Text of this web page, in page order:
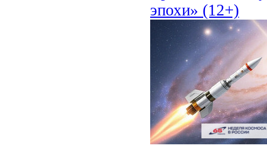
эпохи» (12+)